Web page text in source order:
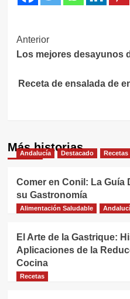
Navegación
de
entradas
Anterior
Los mejores desayunos
Receta de ensalada de
Más historias
Andalucía Destacado Recetas
Comer en Conil: La Guía
su Gastronomía
Alimentación Saludable
El Arte de la Gastrique:
Aplicaciones de la
Cocina
Recetas